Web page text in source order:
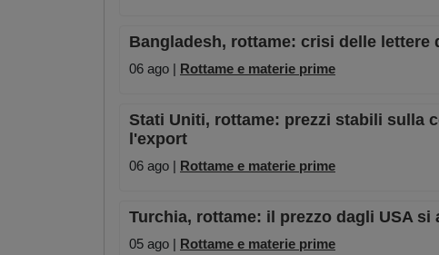
Bangladesh, rottame: crisi delle
06 ago | Rottame e materie prime
Stati Uniti, rottame: prezzi stabili sulla
l'export
06 ago | Rottame e materie prime
Turchia, rottame: il prezzo dagli USA si
05 ago | Rottame e materie prime